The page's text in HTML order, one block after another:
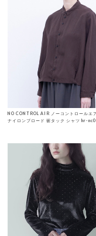
NO CONTROL AIR ノーコントロールエ
ナイロンブロード 裾タック シャツ hr-